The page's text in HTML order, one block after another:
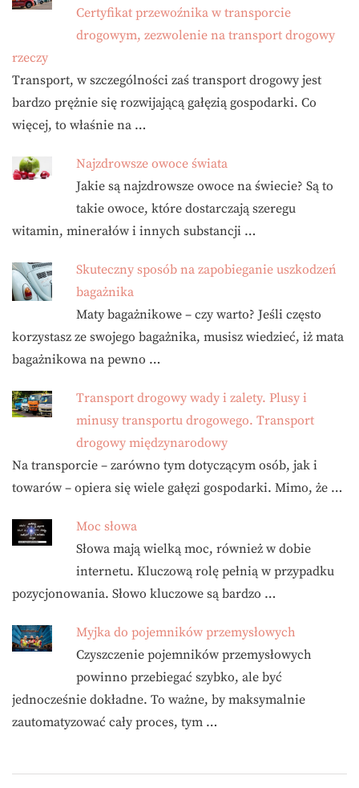
Certyfikat przewoźnika w transporcie
drogowym, zezwolenie na transport drogowy
rzeczy
Transport, w szczególności zaś transport drogowy jest
bardzo prężnie się rozwijającą gałęzią gospodarki. Co
więcej, to właśnie na …
Najzdrowsze owoce świata
Jakie są najzdrowsze owoce na świecie? Są to
takie owoce, które dostarczają szeregu
witamin, minerałów i innych substancji …
Skuteczny sposób na zapobieganie uszkodzeń
bagażnika
Maty bagażnikowe – czy warto? Jeśli często
korzystasz ze swojego bagażnika, musisz wiedzieć, iż mata
bagażnikowa na pewno …
Transport drogowy wady i zalety. Plusy i
minusy transportu drogowego. Transport
drogowy międzynarodowy
Na transporcie – zarówno tym dotyczącym osób, jak i
towarów – opiera się wiele gałęzi gospodarki. Mimo, że …
Moc słowa
Słowa mają wielką moc, również w dobie
internetu. Kluczową rolę pełnią w przypadku
pozycjonowania. Słowo kluczowe są bardzo …
Myjka do pojemników przemysłowych
Czyszczenie pojemników przemysłowych
powinno przebiegać szybko, ale być
jednocześnie dokładne. To ważne, by maksymalnie
zautomatyzować cały proces, tym …